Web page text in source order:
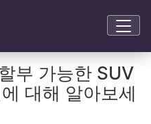
부 가능한 SUV
대해 알아보세